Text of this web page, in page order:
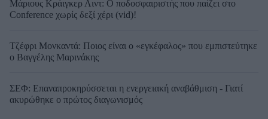
Μάριους Κράιγκερ Λιντ: Ο ποδοσφαιριστής που παίζει στο
Conference χωρίς δεξί χέρι (vid)!
Τζέφρι Μονκαντά: Ποιος είναι ο «εγκέφαλος» που εμπιστεύτηκε
ο Βαγγέλης Μαρινάκης
ΣΕΦ: Επαναπροκηρύσσεται η ενεργειακή αναβάθμιση - Γιατί
ακυρώθηκε ο πρώτος διαγωνισμός